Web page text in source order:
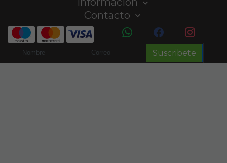
Contacto
Suscribete